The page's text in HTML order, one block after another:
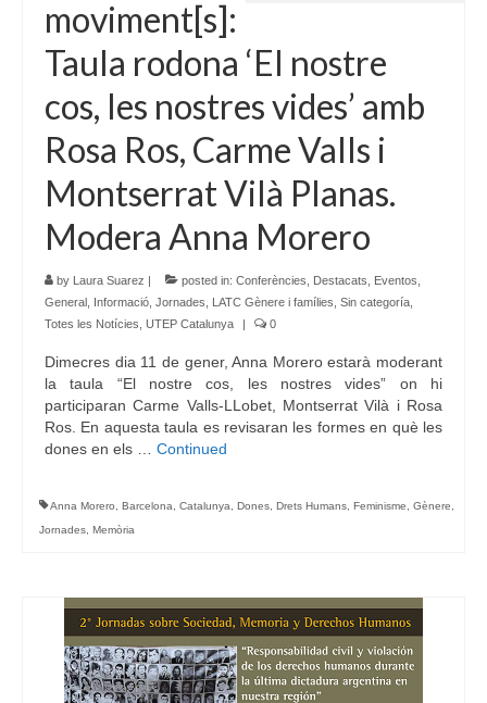
Idioma:
moviment[s]:
Taula rodona ‘El nostre
cos, les nostres vides’ amb
Rosa Ros, Carme Valls i
Montserrat Vilà Planas.
Modera Anna Morero
by Laura Suarez | posted in: Conferències Destacats Eventos
General Informació Jornades LATC Gènere i famílies Sin categoría
Totes les Notícies UTEP Catalunya | 0
Dimecres dia 11 de gener, Anna Morero estarà moderant
la taula “El nostre cos, les nostres vides” on hi
participaran Carme Valls-LLobet, Montserrat Vilà i Rosa
Ros. En aquesta taula es revisaran les formes en què les
dones en els … Continued
Anna Morero Barcelona Catalunya Dones Drets Humans Feminisme Gènere
Jornades Memòria